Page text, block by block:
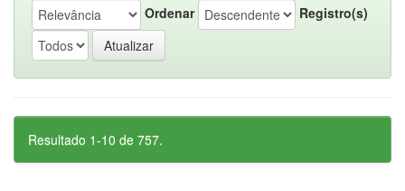
Ordenar
Registro(s)
Resultado 1-10 de 757.